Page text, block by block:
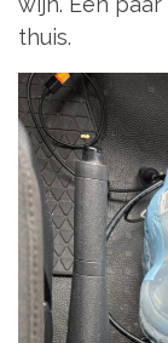
thuis.